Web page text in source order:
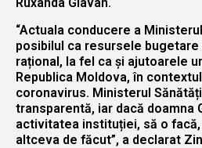
Ruxanda Glavan.
“Actuala conducere a
posibilul ca resursele
rațional, la fel ca și ajutoarele
Republica Moldova, în
coronavirus. Ministerul
transparentă, iar dacă doamna
activitatea instituției, să o
altceva de făcut”, a declarat